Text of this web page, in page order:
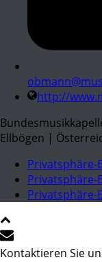
http://
Ellbögen |
Privatsphäre-
Privatsphäre-
Privatsphäre-
Kontaktieren Sie